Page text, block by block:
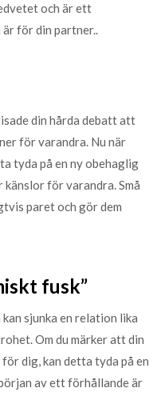
och är ett
för din partner..
din hårda debatt att
för varandra. Nu när
tyda på en ny obehaglig
för varandra. Små
paret och gör dem
fusk”
sjunka en relation lika
Om du märker att din
dig, kan detta tyda på en
av ett förhållande är